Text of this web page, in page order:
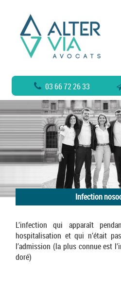
03 66 72 26 33
Infection
L’infection qui apparaît
hospitalisation et qui n’était
l’admission (la plus connue est
doré)